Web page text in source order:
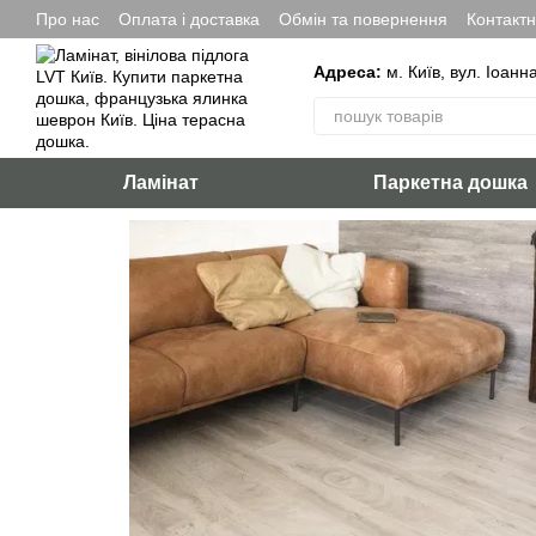
Перейти до основного контенту
Про нас Оплата і доставка Обмін та повернення
Адреса: м. Київ, вул.
Ламінат Паркетна дошка